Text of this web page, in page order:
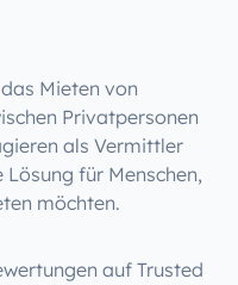
Mieten von
Privatpersonen
als Vermittler
für Menschen,
möchten.
auf Trusted